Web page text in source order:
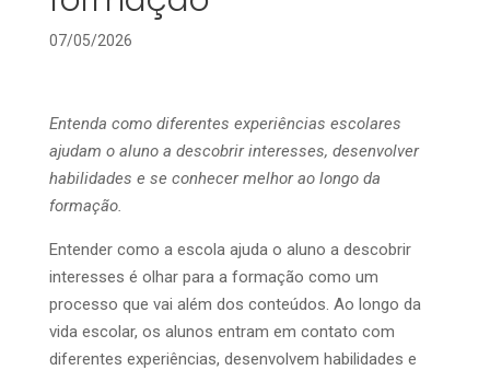
07/05/2026
Entenda como diferentes experiências escolares
ajudam o aluno a descobrir interesses, desenvolver
habilidades e se conhecer melhor ao longo da
formação.
Entender como a escola ajuda o aluno a descobrir
interesses é olhar para a formação como um
processo que vai além dos conteúdos. Ao longo da
vida escolar, os alunos entram em contato com
diferentes experiências, desenvolvem habilidades e